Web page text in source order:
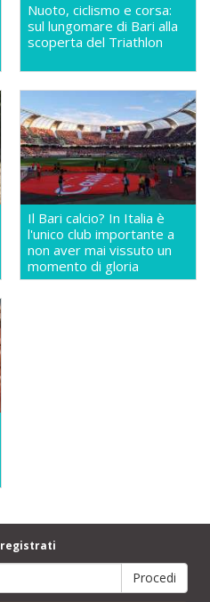
Nuoto, ciclismo e corsa:
sul lungomare di Bari alla
scoperta del Triathlon
Il Bari calcio? In Italia è
l'unico club importante a
non aver mai vissuto un
momento di gloria
registrati